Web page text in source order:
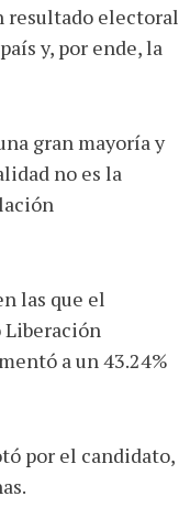
resultado electoral
y, por ende, la
gran mayoría y
no es la
las que el
Liberación
a un 43.24%
por el candidato,